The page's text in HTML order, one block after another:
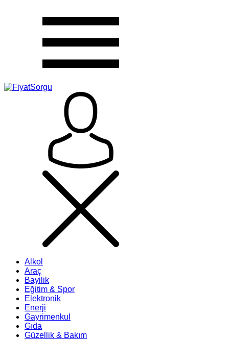
Alkol
Araç
Bayilik
Eğitim & Spor
Elektronik
Enerji
Gayrimenkul
Gıda
Güzellik & Bakım